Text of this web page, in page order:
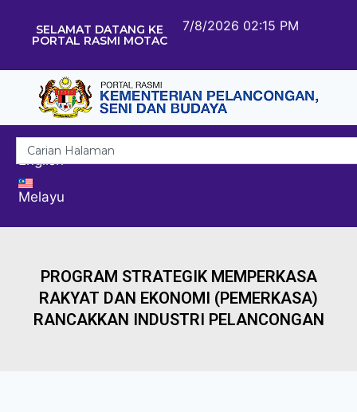
SELAMAT DATANG KE
PORTAL RASMI MOTAC
7/8/2026 02:15 PM
English
Melayu
PROGRAM STRATEGIK MEMPERKASA
RAKYAT DAN EKONOMI (PEMERKASA)
RANCAKKAN INDUSTRI PELANCONGAN